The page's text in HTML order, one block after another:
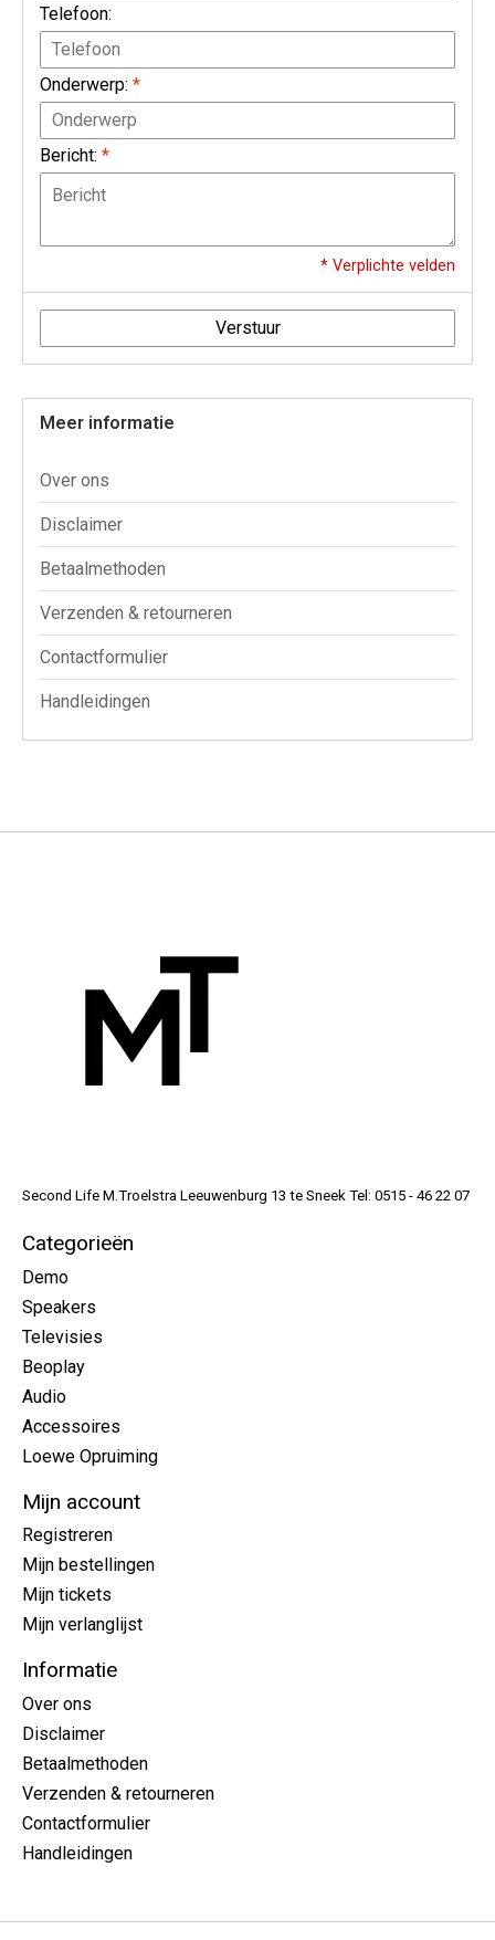
Telefoon:
Onderwerp: *
Bericht: *
* Verplichte velden
Verstuur
Meer informatie
Over ons
Disclaimer
Betaalmethoden
Verzenden & retourneren
Contactformulier
Handleidingen
Second Life M.Troelstra Leeuwenburg 13 te Sneek Tel: 0515 - 46 22 07
Categorieën
Demo
Speakers
Televisies
Beoplay
Audio
Accessoires
Loewe Opruiming
Mijn account
Registreren
Mijn bestellingen
Mijn tickets
Mijn verlanglijst
Informatie
Over ons
Disclaimer
Betaalmethoden
Verzenden & retourneren
Contactformulier
Handleidingen